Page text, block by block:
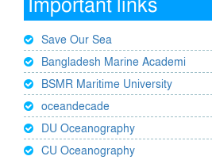
Important links
Save Our Sea
Bangladesh Marine Academi
BSMR Maritime University
oceandecade
DU Oceanography
CU Oceanography